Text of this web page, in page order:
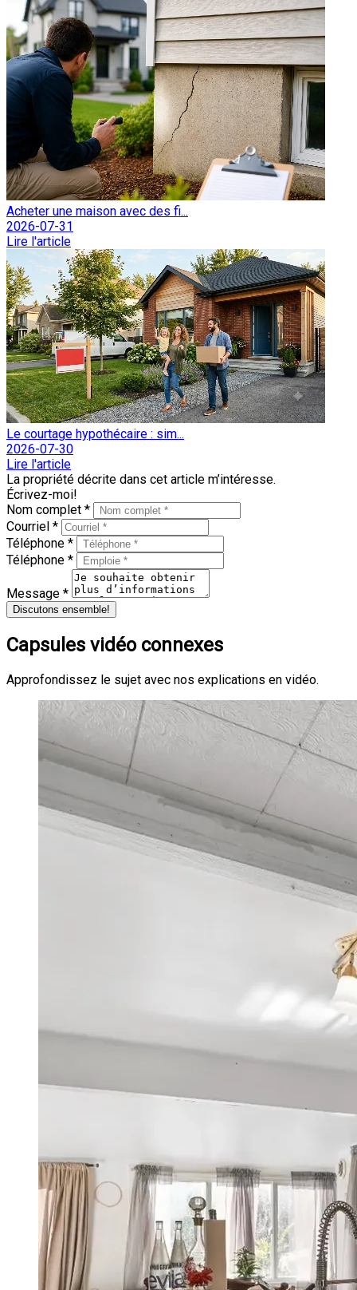
Acheter une maison avec des fi...
2026-07-31
Lire l'article
Le courtage hypothécaire : sim...
2026-07-30
Lire l'article
La propriété décrite dans cet article m’intéresse.
Écrivez-moi!
Nom complet *
Courriel *
Téléphone *
Téléphone *
Message *
Discutons ensemble!
Capsules vidéo connexes
Approfondissez le sujet avec nos explications en vidéo.